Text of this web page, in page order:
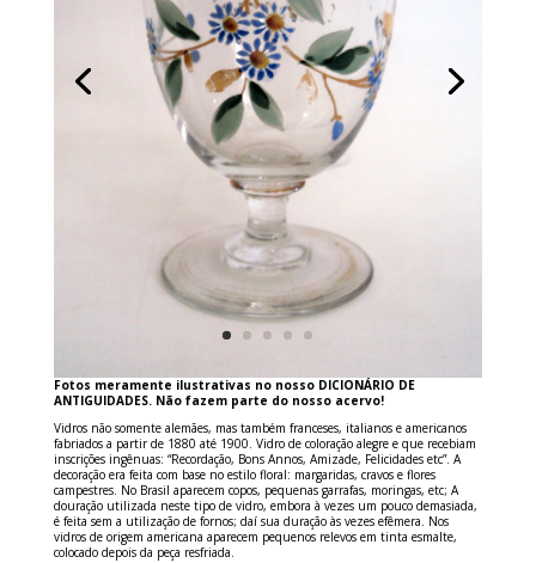
Fotos meramente ilustrativas no nosso DICIONÁRIO DE
ANTIGUIDADES. Não fazem parte do nosso acervo!
Vidros não somente alemães, mas também franceses, italianos e americanos
fabriados a partir de 1880 até 1900. Vidro de coloração alegre e que recebiam
inscrições ingênuas: “Recordação, Bons Annos, Amizade, Felicidades etc”. A
decoração era feita com base no estilo floral: margaridas, cravos e flores
campestres. No Brasil aparecem copos, pequenas garrafas, moringas, etc; A
douração utilizada neste tipo de vidro, embora à vezes um pouco demasiada,
é feita sem a utilização de fornos; daí sua duração às vezes efêmera. Nos
vidros de origem americana aparecem pequenos relevos em tinta esmalte,
colocado depois da peça resfriada.